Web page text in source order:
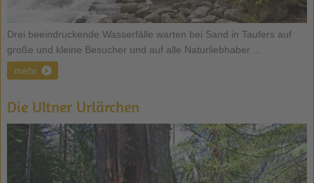
Drei beeindruckende Wasserfälle warten bei Sand in Taufers auf
große und kleine Besucher und auf alle Naturliebhaber ...
mehr
Die Ultner Urlärchen